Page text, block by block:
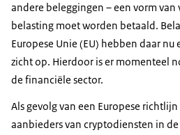
andere beleggingen – een vorm van
belasting moet worden betaald.
Europese Unie (EU) hebben daar
zicht op. Hierdoor is er momenteel
de financiële sector.
Als gevolg van een Europese
aanbieders van cryptodiensten in